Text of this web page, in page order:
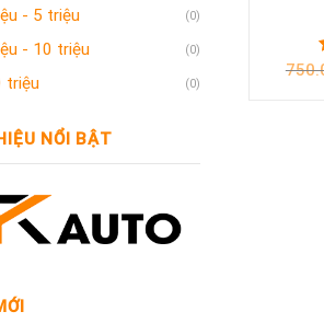
- 5 triệu (0)
- 10 triệu (0)
triệu (0)
NỔI BẬT